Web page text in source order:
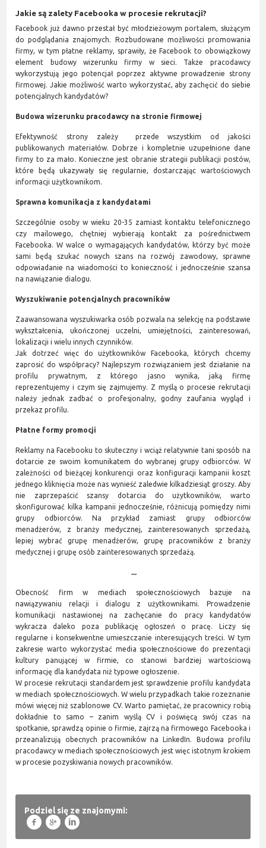
Jakie są zalety Facebooka w procesie rekrutacji?
Facebook już dawno przestał być młodzieżowym portalem, służącym
do podglądania znajomych. Rozbudowane możliwości promowania
firmy, w tym płatne reklamy, sprawiły, że Facebook to obowiązkowy
element budowy wizerunku firmy w sieci. Także pracodawcy
wykorzystują jego potencjał poprzez aktywne prowadzenie strony
firmowej. Jakie możliwość warto wykorzystać, aby zachęcić do siebie
potencjalnych kandydatów?
Budowa wizerunku pracodawcy na stronie firmowej
Efektywność strony zależy przede wszystkim od jakości
publikowanych materiałów. Dobrze i kompletnie uzupełnione dane
firmy to za mało. Konieczne jest obranie strategii publikacji postów,
które będą ukazywały się regularnie, dostarczając wartościowych
informacji użytkownikom.
Sprawna komunikacja z kandydatami
Szczególnie osoby w wieku 20-35 zamiast kontaktu telefonicznego
czy mailowego, chętniej wybierają kontakt za pośrednictwem
Facebooka. W walce o wymagających kandydatów, którzy być może
sami będą szukać nowych szans na rozwój zawodowy, sprawne
odpowiadanie na wiadomości to konieczność i jednocześnie szansa
na nawiązanie dialogu.
Wyszukiwanie potencjalnych pracowników
Zaawansowana wyszukiwarka osób pozwala na selekcję na podstawie
wykształcenia, ukończonej uczelni, umiejętności, zainteresowań,
lokalizacji i wielu innych czynników.
Jak dotrzeć więc do użytkowników Facebooka, których chcemy
zaprosić do współpracy? Najlepszym rozwiązaniem jest działanie na
profilu prywatnym, z którego jasno wynika, jaką firmę
reprezentujemy i czym się zajmujemy. Z myślą o procesie rekrutacji
należy jednak zadbać o profesjonalny, godny zaufania wygląd i
przekaz profilu.
Płatne formy promocji
Reklamy na Facebooku to skuteczny i wciąż relatywnie tani sposób na
dotarcie ze swoim komunikatem do wybranej grupy odbiorców. W
zależności od bieżącej konkurencji oraz konfiguracji kampanii koszt
jednego kliknięcia może nas wynieść zaledwie kilkadziesiąt groszy. Aby
nie zaprzepaścić szansy dotarcia do użytkowników, warto
skonfigurować kilka kampanii jednocześnie, różnicują pomiędzy nimi
grupy odbiorców. Na przykład zamiast grupy odbiorców
menadżerów, z branży medycznej, zainteresowanych sprzedażą,
lepiej wybrać grupę menadżerów, grupę pracowników z branży
medycznej i grupę osób zainteresowanych sprzedażą.
...
Obecność firm w mediach społecznościowych bazuje na
nawiązywaniu relacji i dialogu z użytkownikami. Prowadzenie
komunikacji nastawionej na zachęcanie do pracy kandydatów
wykracza daleko poza publikację ogłoszeń o pracę. Liczy się
regularne i konsekwentne umieszczanie interesujących treści. W tym
zakresie warto wykorzystać media społecznościowe do prezentacji
kultury panującej w firmie, co stanowi bardziej wartościową
informację dla kandydata niż typowe ogłoszenie.
W procesie rekrutacji standardem jest sprawdzenie profilu kandydata
w mediach społecznościowych. W wielu przypadkach takie rozeznanie
mówi więcej niż szablonowe CV. Warto pamiętać, że pracownicy robią
dokładnie to samo – zanim wyślą CV i poświęcą swój czas na
spotkanie, sprawdzą opinie o firmie, zajrzą na firmowego Facebooka i
przeanalizują obecnych pracowników na LinkedIn. Budowa profilu
pracodawcy w mediach społecznościowych jest więc istotnym krokiem
w procesie pozyskiwania nowych pracowników.
Podziel się ze znajomymi:
f g l